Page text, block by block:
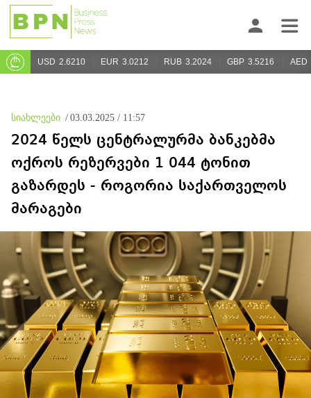
USD 2.6210 EUR 3.0212 RUB 3.2024 GBP 3.5216 AED
სიახლეები / 03.03.2025 / 11:57
2024 წელს ცენტრალურმა ბანკებმა
ოქროს რეზერვები 1 044 ტონით
გაზარდეს - როგორია საქართველოს
მარაგები